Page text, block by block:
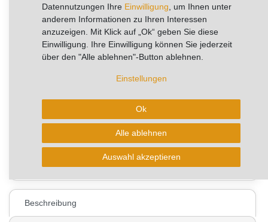
Verkäufe pro Woche
🔥 Begrenzte Stückzahl
lagernd - jetzt sichern 🔥
In den Warenkorb
Versandkosten
Wunschliste
Beschreibung
Datennutzungen Ihre Einwilligung , um Ihnen unter
anderem Informationen zu Ihren Interessen
anzuzeigen. Mit Klick auf „Ok“ geben Sie diese
Einwilligung. Ihre Einwilligung können Sie jederzeit
über den "Alle ablehnen"-Button ablehnen.
Einstellungen
Ok
Alle ablehnen
Auswahl akzeptieren